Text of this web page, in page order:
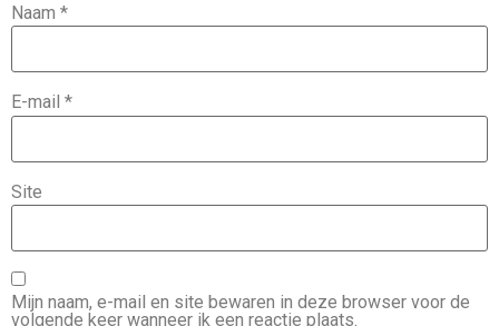
Naam *
E-mail *
Site
Mijn naam, e-mail en site bewaren in deze browser voor de
volgende keer wanneer ik een reactie plaats.